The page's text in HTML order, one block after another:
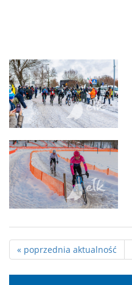
« poprzednia aktualność